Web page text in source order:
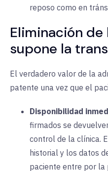
reposo como en
Eliminación de
supone la
El verdadero valor de la
patente una vez que el
Disponibilidad
firmados se
control de la clínica.
historial y los datos
paciente entre por la